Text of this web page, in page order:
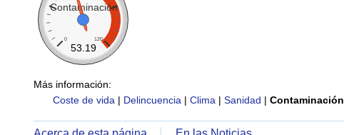
Contaminación
0 120
53.19
Más información:
Coste de vida | Delincuencia | Clima | Sanidad | Contaminación